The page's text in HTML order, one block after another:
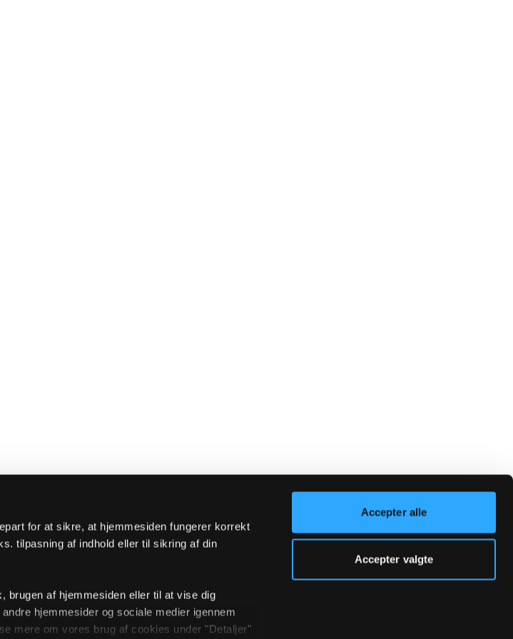
for at sikre, at hjemmesiden fungerer korrekt
tilpasning af indhold eller til sikring af din
brugen af hjemmesiden eller til at vise dig
hjemmesider og sociale medier igennem
mere om vores brug af cookies under "Detaljer"
Accepter alle
Accepter valgte